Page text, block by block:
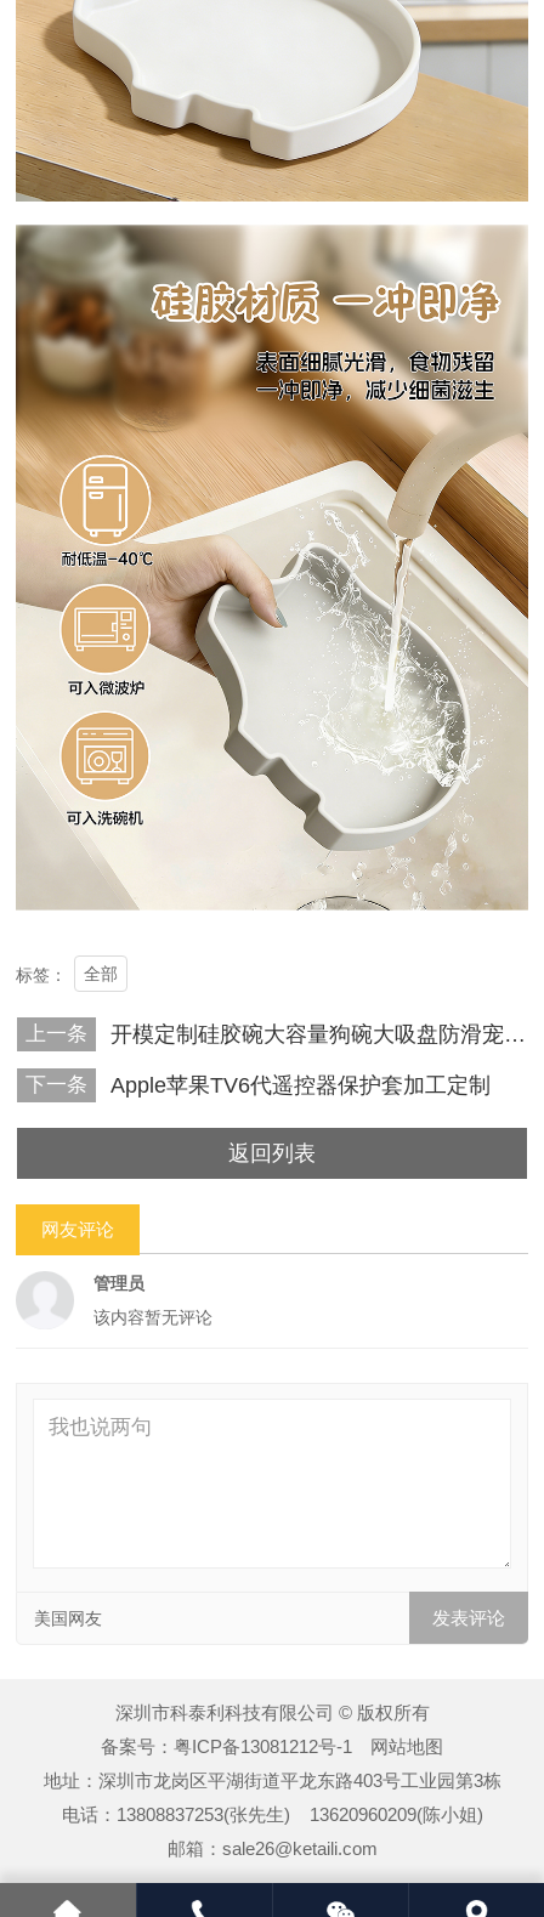
标签： 全部
上一条 开模定制硅胶碗大容量狗碗大吸盘防滑宠物猫碗
下一条 Apple苹果TV6代遥控器保护套加工定制
返回列表
网友评论
管理员
该内容暂无评论
美国网友
深圳市科泰利科技有限公司 © 版权所有
备案号： 粤ICP备13081212号-1
网站地图
地址：深圳市龙岗区平湖街道平龙东路403号工业园第3栋
电话：13808837253(张先生) 13620960209(陈小姐)
邮箱：sale26@ketaili.com